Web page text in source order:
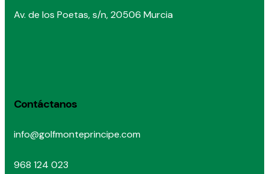
Av. de los Poetas, s/n, 20506 Murcia
Contáctanos
info@golfmonteprincipe.com
968 124 023